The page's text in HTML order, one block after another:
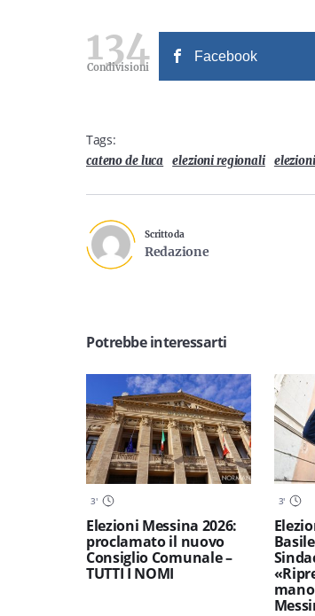
134
Condivisioni
Facebook
Tags:
cateno de luca elezioni regionali
Scritto da
Redazione
Potrebbe interessarti
3'
Elezioni Messina 2026:
proclamato il nuovo
Consiglio Comunale –
TUTTI I NOMI
3'